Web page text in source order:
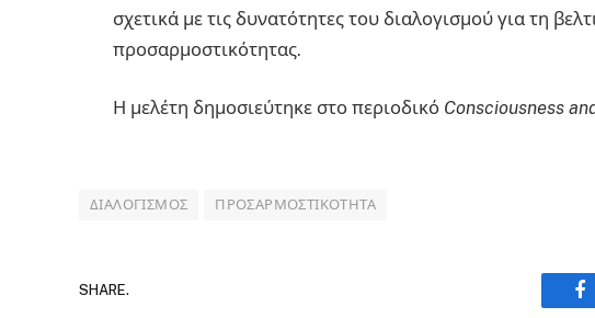
σχετικά με τις δυνατότητες του διαλογισμού για τη
προσαρμοστικότητας.
Η μελέτη δημοσιεύτηκε στο περιοδικό Consciousness
ΔΙΑΛΟΓΙΣΜΌΣ ΠΡΟΣΑΡΜΟΣΤΙΚΌΤΗΤΑ
SHARE.